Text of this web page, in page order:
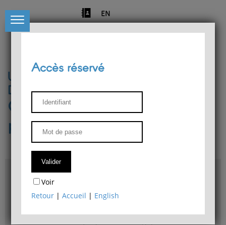
EN
Université de Liège
Département de philosophie
Centre de recherches
phénoménologiques
Accès & plans
Bibliothèque du Département de philosophie
Accès réservé
Voir
Retour |Accueil | English